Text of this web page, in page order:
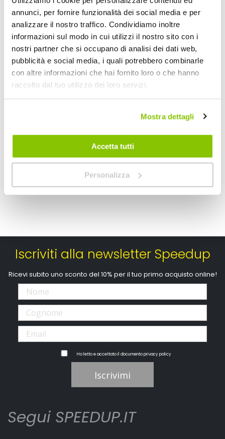
annunci, per fornire funzionalità dei social media e per
analizzare il nostro traffico. Condividiamo inoltre
informazioni sul modo in cui utilizzi il nostro sito con i
nostri partner che si occupano di analisi dei dati web,
pubblicità e social media, i quali potrebbero combinarle
con altre informazioni che hai fornito loro o che hanno
raccolto dal tuo utilizzo dei loro servizi.
Mostra dettagli
Accetta tutti
Personalizza
4,85 €
500ml
Prezzo
5,70 € -36%
Iscriviti alla newsletter Speedup
Ricevi subito uno sconto del 10% per il tuo primo acquisto online!
Ho letto e accettato il documentoprivacy policy
Iscrivimi
Segui SPEEDUP.IT